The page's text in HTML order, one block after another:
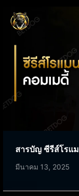
สารบัญ ซีรีส์โรแ
มีนาคม 13, 2025